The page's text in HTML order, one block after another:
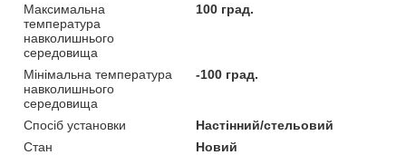
Максимальна
температура
навколишнього
середовища
100 град.
Мінімальна температура
навколишнього
середовища
-100 град.
Спосіб установки
Настінний/стельовий
Стан
Новий